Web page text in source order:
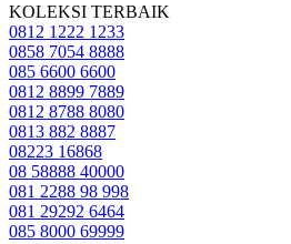
KOLEKSI TERBAIK
0812 1222 1233
0858 7054 8888
085 6600 6600
0812 8899 7889
0812 8788 8080
0813 882 8887
08223 16868
08 58888 40000
081 2288 98 998
081 29292 6464
085 8000 69999